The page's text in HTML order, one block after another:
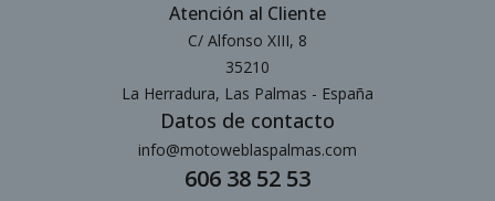
Atención al Cliente
C/ Alfonso XIII, 8
35210
La Herradura, Las Palmas - España
Datos de contacto
info@motoweblaspalmas.com
606 38 52 53